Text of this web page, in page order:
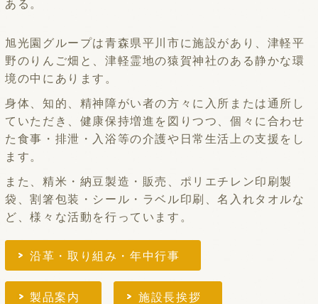
旭光園グループは青森県平川市に施設があり、津軽平
野のりんご畑と、津軽霊地の猿賀神社のある静かな環
境の中にあります。
身体、知的、精神障がい者の方々に入所または通所し
ていただき、健康保持増進を図りつつ、個々に合わせ
た食事・排泄・入浴等の介護や日常生活上の支援をし
ます。
また、精米・納豆製造・販売、ポリエチレン印刷製
袋、割箸包装・シール・ラベル印刷、名入れタオルな
ど、様々な活動を行っています。
沿革・取り組み・年中行事
製品案内 施設長挨拶